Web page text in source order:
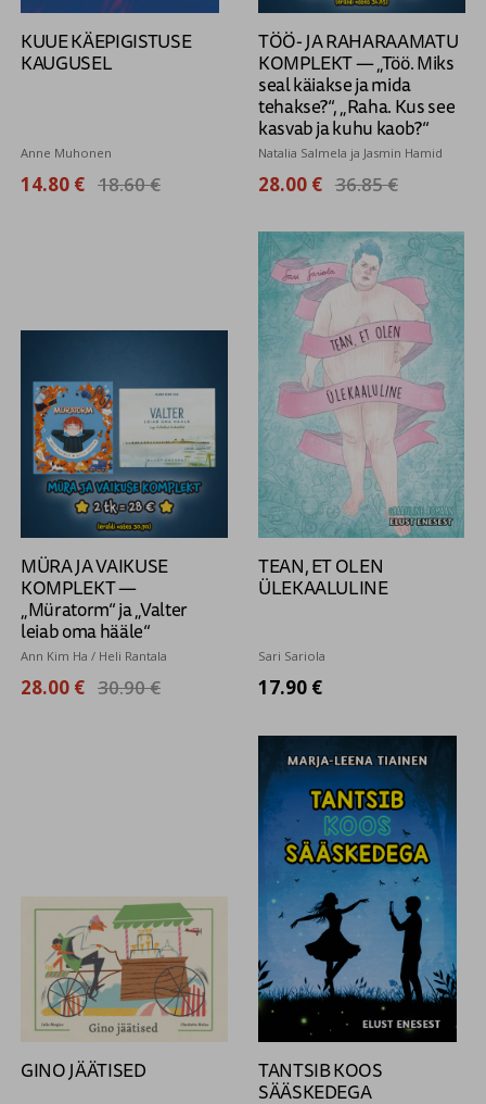
KUUE KÄEPIGISTUSE
KAUGUSEL
Anne Muhonen
14.80 € 18.60 €
TÖÖ- JA RAHARAAMATU
KOMPLEKT — „Töö. Miks
seal käiakse ja mida
tehakse?“, „Raha. Kus see
kasvab ja kuhu kaob?“
Natalia Salmela ja Jasmin Hamid
28.00 € 36.85 €
MÜRA JA VAIKUSE
KOMPLEKT —
„Müratorm“ ja „Valter
leiab oma hääle“
Ann Kim Ha / Heli Rantala
28.00 € 30.90 €
TEAN, ET OLEN
ÜLEKAALULINE
Sari Sariola
17.90 €
GINO JÄÄTISED
TANTSIB KOOS
SÄÄSKEDEGA